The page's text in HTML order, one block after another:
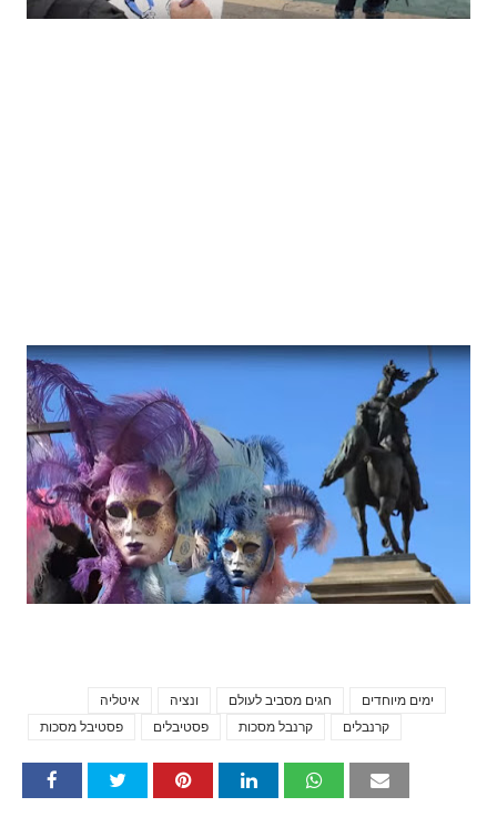
איטליה ונציה חגים מסביב לעולם
ימים מיוחדים
פסטיבל מסכות
פסטיבלים קרנבל מסכות קרנבלים